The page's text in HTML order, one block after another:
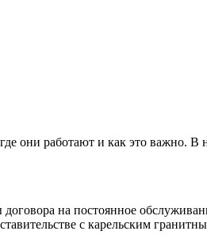
они работают и как это важно.
на постоянное
с карельским